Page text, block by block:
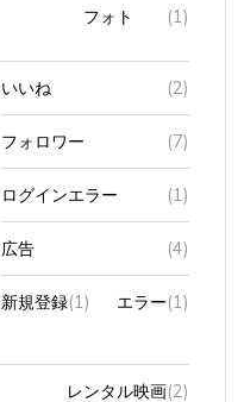
いいね (2)
フォロワー (7)
ログインエラー (1)
広告 (4)
新規登録(1) エラー(1)
レンタル映画(2)